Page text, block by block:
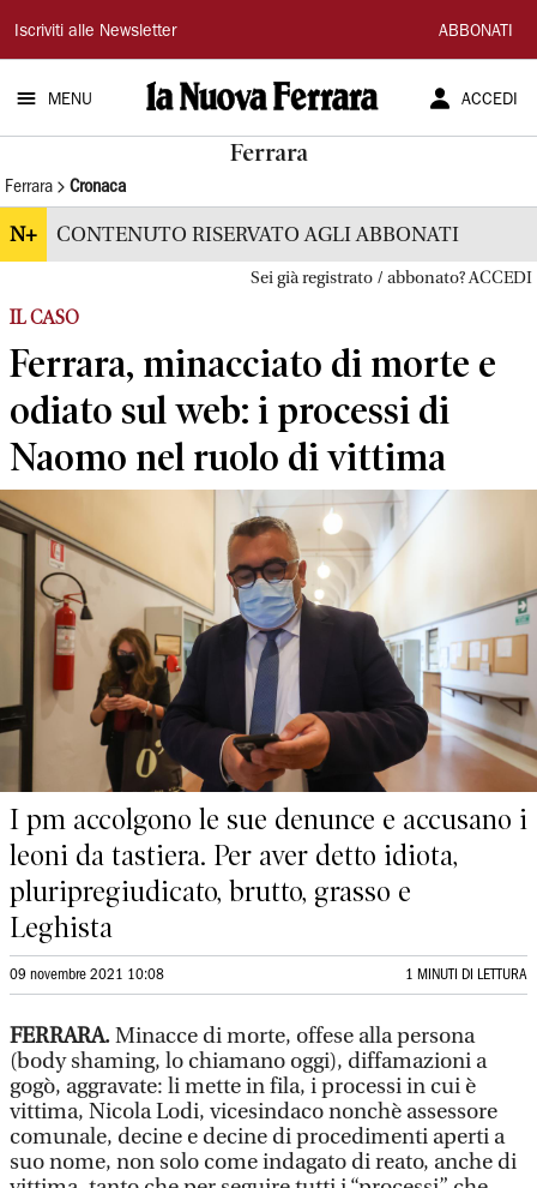
La
Nuova
Ferrara
Iscriviti alle Newsletter ABBONATI
MENU ACCEDI
Ferrara
Ferrara Cronaca
N+ CONTENUTO RISERVATO AGLI ABBONATI
Sei già registrato / abbonato? ACCEDI
IL CASO
Ferrara, minacciato di morte e
odiato sul web: i processi di
Naomo nel ruolo di vittima
I pm accolgono le sue denunce e accusano i
leoni da tastiera. Per aver detto idiota,
pluripregiudicato, brutto, grasso e
Leghista
09 novembre 2021 10:08 1 MINUTI DI LETTURA
FERRARA.Minacce di morte, offese alla persona
(body shaming, lo chiamano oggi), diffamazioni a
gogò, aggravate: li mette in fila, i processi in cui è
vittima, Nicola Lodi, vicesindaco nonchè assessore
comunale, decine e decine di procedimenti aperti a
suo nome, non solo come indagato di reato, anche di